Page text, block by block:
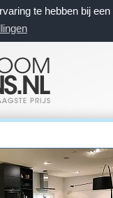
te hebben bij